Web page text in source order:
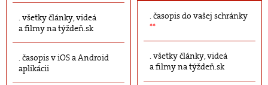
všetky články, videá
a filmy na týždeň.sk
časopis v iOS a Android
aplikácii
časopis do vašej schránky
**
všetky články, videá
a filmy na týždeň.sk